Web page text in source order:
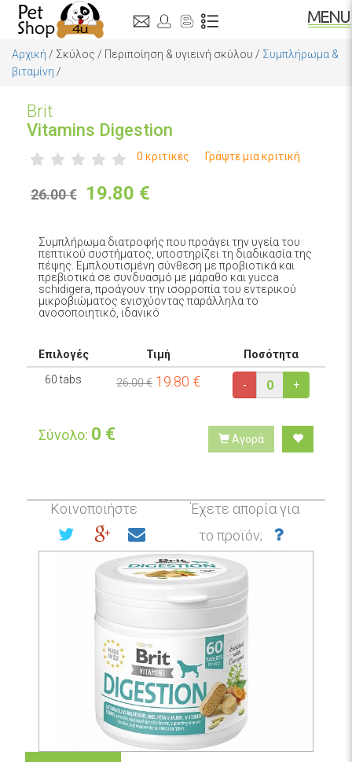
Αρχική / Σκύλος / Περιποίηση & υγιεινή σκύλου / Συμπλήρωμα &
βιταμίνη /
Brit
Vitamins Digestion
0 κριτικές Γράψτε μια κριτική
26.00 € 19.80 €
Συμπλήρωμα διατροφής που προάγει την υγεία του
πεπτικού συστήματος, υποστηρίζει τη διαδικασία της
πέψης. Εμπλουτισμένη σύνθεση με προβιοτικά και
πρεβιοτικά σε συνδυασμό με μάραθο και yucca
schidigera, προάγουν την ισορροπία του εντερικού
μικροβιώματος ενισχύοντας παράλληλα το
ανοσοποιητικό, ιδανικό
Επιλογές Τιμή
Ποσότητα
60 tabs
26.00 € 19.80 € - +
Σύνολο: 0 € Αγορά
Κοινοποιήστε
Έχετε απορία για
το προϊόν;